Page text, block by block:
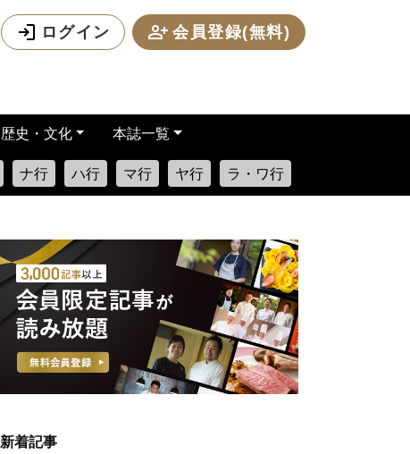
ログイン 会員登録(無料)
歴史・文化 本誌一覧
ナ行 ハ行 マ行 ヤ行 ラ・ワ行
新着記事